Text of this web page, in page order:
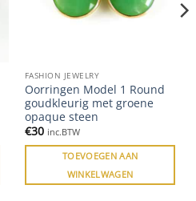
FASHION JEWELRY
Oorringen Model 1 Round
goudkleurig met groene
opaque steen
€30 inc.BTW
TOEVOEGEN AAN
WINKELWAGEN